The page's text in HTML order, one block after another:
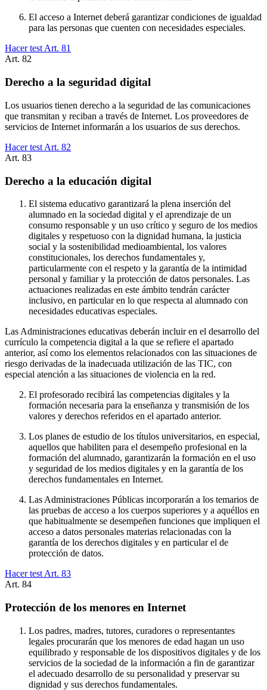
El acceso a Internet deberá garantizar condiciones de igualdad
para las personas que cuenten con necesidades especiales.
Hacer test Art. 81
Art. 82
Derecho a la seguridad digital
Los usuarios tienen derecho a la seguridad de las comunicaciones
que transmitan y reciban a través de Internet. Los proveedores de
servicios de Internet informarán a los usuarios de sus derechos.
Hacer test Art. 82
Art. 83
Derecho a la educación digital
El sistema educativo garantizará la plena inserción del
alumnado en la sociedad digital y el aprendizaje de un
consumo responsable y un uso crítico y seguro de los medios
digitales y respetuoso con la dignidad humana, la justicia
social y la sostenibilidad medioambiental, los valores
constitucionales, los derechos fundamentales y,
particularmente con el respeto y la garantía de la intimidad
personal y familiar y la protección de datos personales. Las
actuaciones realizadas en este ámbito tendrán carácter
inclusivo, en particular en lo que respecta al alumnado con
necesidades educativas especiales.
Las Administraciones educativas deberán incluir en el desarrollo del
currículo la competencia digital a la que se refiere el apartado
anterior, así como los elementos relacionados con las situaciones de
riesgo derivadas de la inadecuada utilización de las TIC, con
especial atención a las situaciones de violencia en la red.
El profesorado recibirá las competencias digitales y la
formación necesaria para la enseñanza y transmisión de los
valores y derechos referidos en el apartado anterior.
Los planes de estudio de los títulos universitarios, en especial,
aquellos que habiliten para el desempeño profesional en la
formación del alumnado, garantizarán la formación en el uso
y seguridad de los medios digitales y en la garantía de los
derechos fundamentales en Internet.
Las Administraciones Públicas incorporarán a los temarios de
las pruebas de acceso a los cuerpos superiores y a aquéllos en
que habitualmente se desempeñen funciones que impliquen el
acceso a datos personales materias relacionadas con la
garantía de los derechos digitales y en particular el de
protección de datos.
Hacer test Art. 83
Art. 84
Protección de los menores en Internet
Los padres, madres, tutores, curadores o representantes
legales procurarán que los menores de edad hagan un uso
equilibrado y responsable de los dispositivos digitales y de los
servicios de la sociedad de la información a fin de garantizar
el adecuado desarrollo de su personalidad y preservar su
dignidad y sus derechos fundamentales.